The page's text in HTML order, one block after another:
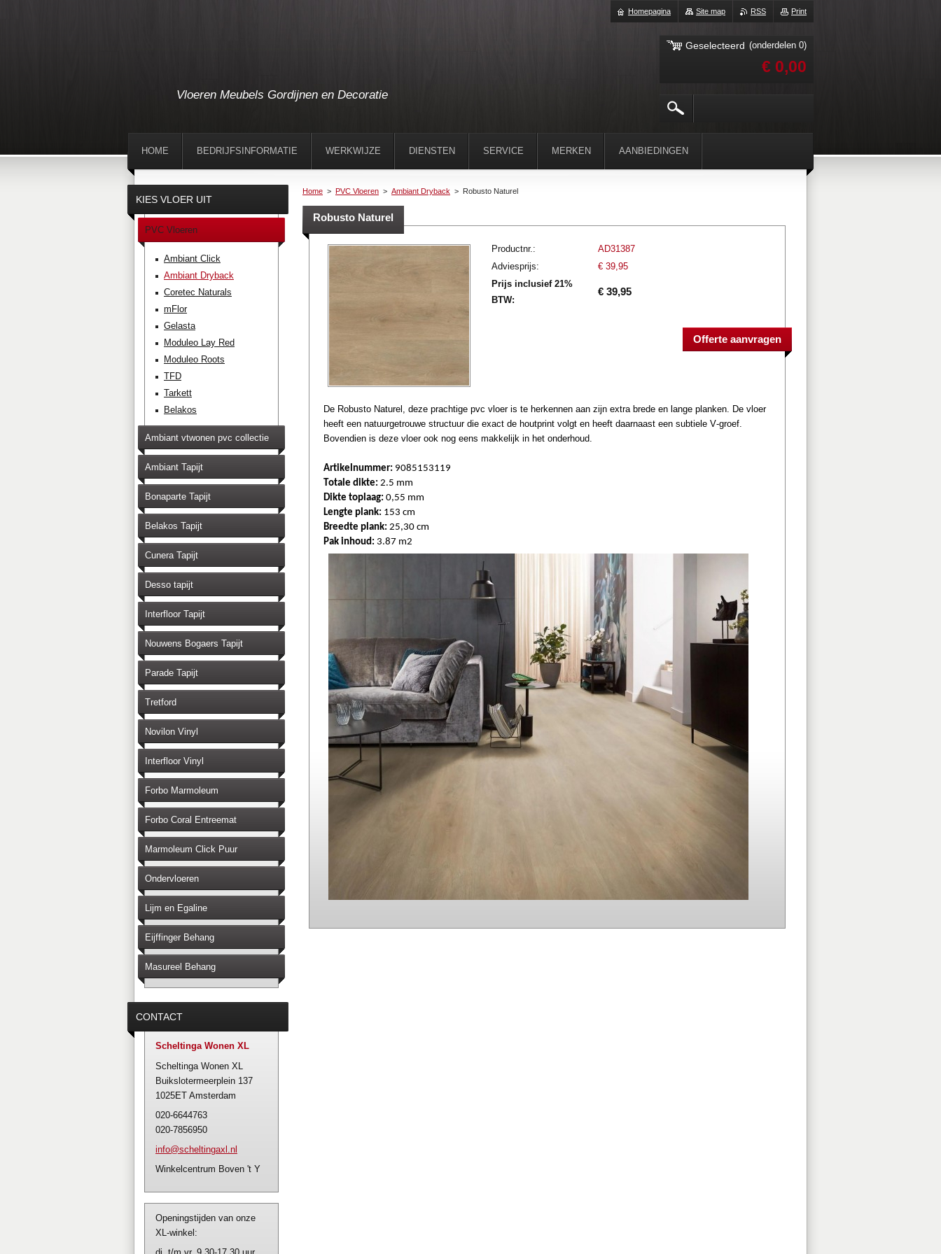
Vloeren Meubels Gordijnen en Decoratie
Home > PVC Vloeren > Ambiant Dryback > Robusto Naturel
Robusto Naturel
Productnr.:
AD31387
Adviesprijs:
€ 39,95
Prijs inclusief 21%
BTW:
€ 39,95
De Robusto Naturel, deze prachtige pvc vloer is te herkennen aan zijn extra brede en lange planken. De vloer
heeft een natuurgetrouwe structuur die exact de houtprint volgt en heeft daarnaast een subtiele V-groef.
Bovendien is deze vloer ook nog eens makkelijk in het onderhoud.
Artikelnummer: 9085153119
Totale dikte: 2.5 mm
Dikte toplaag: 0,55 mm
Lengte plank: 153 cm
Breedte plank: 25,30 cm
Pak inhoud: 3.87 m2
KIES VLOER UIT
PVC Vloeren
Ambiant Click
Ambiant Dryback
Coretec Naturals
mFlor
Gelasta
Moduleo Lay Red
Moduleo Roots
TFD
Tarkett
Belakos
Ambiant vtwonen pvc collectie
Ambiant Tapijt
Bonaparte Tapijt
Belakos Tapijt
Cunera Tapijt
Desso tapijt
Interfloor Tapijt
Nouwens Bogaers Tapijt
Parade Tapijt
Tretford
Novilon Vinyl
Interfloor Vinyl
Forbo Marmoleum
Forbo Coral Entreemat
Marmoleum Click Puur
Ondervloeren
Lijm en Egaline
Eijffinger Behang
Masureel Behang
CONTACT
Scheltinga Wonen XL
Scheltinga Wonen XL
Buikslotermeerplein 137
1025ET Amsterdam
020-6644763
020-7856950
info@scheltingax l.nl
Winkelcentrum Boven 't Y
Openingstijden van onze
XL-winkel:
HOME BEDRIJFSINFORMATIE WERKWIJZE DIENSTEN SERVICE MERKEN AANBIEDINGEN
Print
RSS
Site map
Homepagina
Geselecteerd (onderdelen 0)
€ 0,00